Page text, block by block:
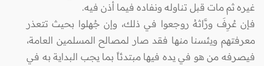
غيره ثم مات قبل تناوله ونفاده فيما أذن فيه.
فإن عُرِفَ ورَّاثهُ روجعوا في ذلك، وإن جُهلوا بحيث تتعذر
معرفتهم ويئسنا منها فقد صار لمصالح المسلمين العامة،
فيصرفه من هو في يده فيها مبتدئاً بما يجب البداية به في